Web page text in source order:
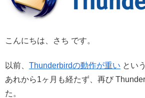
こんにちは、さち です。
以前、 Thunderbirdの動作が重い とい
あれから1ヶ月も経たず、再び
た。